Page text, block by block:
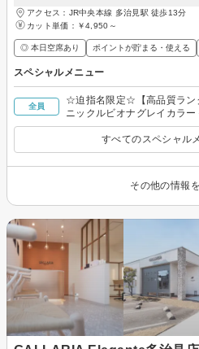
アクセス：JR中央本線 多治見駅 徒歩13分
カット単価： ￥4,950～
◎ 本日空席あり ポイントが貯まる・使える
スペシャルメニュー
全員
☆迫指名限定☆【高品質ラン
ニックルビオナグレイカラ
すべてのスペシャル
その他の情報